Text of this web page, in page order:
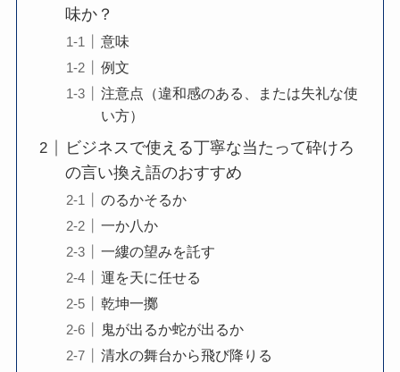
味か？
意味
例文
注意点（違和感のある、または失礼な使
い方）
ビジネスで使える丁寧な当たって砕けろ
の言い換え語のおすすめ
のるかそるか
一か八か
一縷の望みを託す
運を天に任せる
乾坤一擲
鬼が出るか蛇が出るか
清水の舞台から飛び降りる